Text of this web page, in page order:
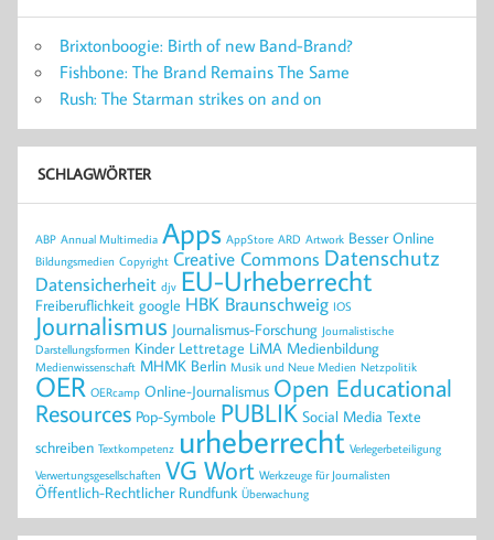
Brixtonboogie: Birth of new Band-Brand?
Fishbone: The Brand Remains The Same
Rush: The Starman strikes on and on
SCHLAGWÖRTER
ABP Annual Multimedia Apps AppStore ARD Artwork Besser Online
Bildungsmedien Copyright Creative Commons Datenschutz
Datensicherheit djv EU-Urheberrecht
Freiberuflichkeit google HBK Braunschweig IOS
Journalismus Journalismus-Forschung Journalistische
Darstellungsformen Kinder Lettretage LiMA Medienbildung
Medienwissenschaft MHMK Berlin Musik und Neue Medien Netzpolitik
OER OERcamp Online-Journalismus Open Educational
Resources Pop-Symbole PUBLIK Social Media Texte
schreiben Textkompetenz urheberrecht Verlegerbeteiligung
Verwertungsgesellschaften VG Wort Werkzeuge für Journalisten
Öffentlich-Rechtlicher Rundfunk Überwachung